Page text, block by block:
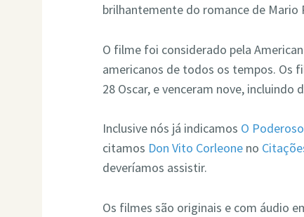
brilhantemente do romance de Mario
O filme foi considerado pela
americanos de todos os tempos. Os
28 Oscar, e venceram nove, incluindo
Inclusive nós já indicamos O
citamos Don Vito Corleone no
deveríamos assistir.
Os filmes são originais e com áudio